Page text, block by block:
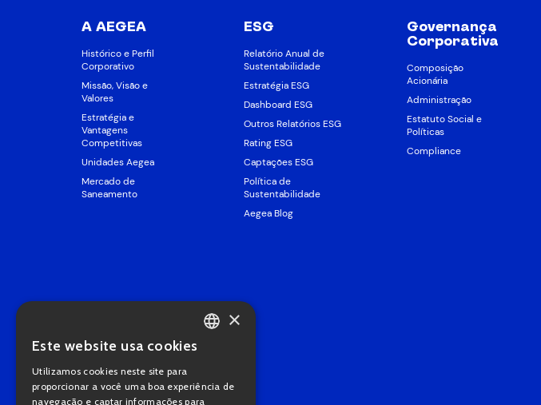
A AEGEA
Histórico e Perfil
Corporativo
Missão, Visão e
Valores
Estratégia e
Vantagens
Competitivas
Unidades Aegea
Mercado de
Saneamento
ESG
Relatório Anual de
Sustentabilidade
Estratégia ESG
Dashboard ESG
Outros Relatórios ESG
Rating ESG
Captações ESG
Política de
Sustentabilidade
Aegea Blog
Governança
Corporativa
Composição
Acionária
Administração
Estatuto Social e
Políticas
Compliance
PORTUGUESE
×
Este website usa cookies
Utilizamos cookies neste site para
proporcionar a você uma boa experiência de
navegação e captar informações para